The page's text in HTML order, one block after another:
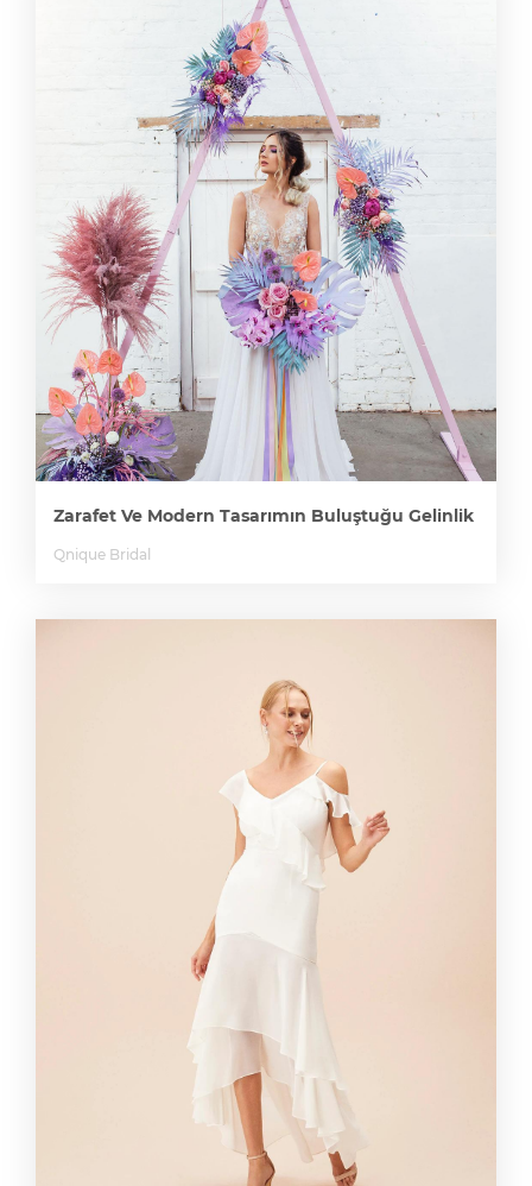
Zarafet Ve Modern Tasarımın Buluştuğu Gelinlik
Qnique Bridal